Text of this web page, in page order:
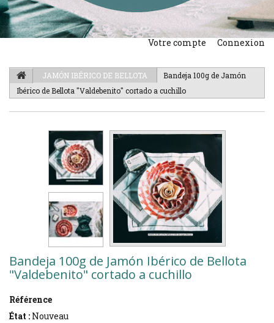
Votre compte Connexion
JAMÓN IBÉRICO DE BELLOTA
Bandeja 100g de Jamón
Ibérico de Bellota "Valdebenito" cortado a cuchillo
Bandeja 100g de Jamón Ibérico de Bellota
"Valdebenito" cortado a cuchillo
Référence
État : Nouveau